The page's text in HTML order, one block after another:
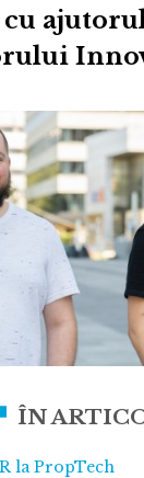
cu
ÎN
la PropTech